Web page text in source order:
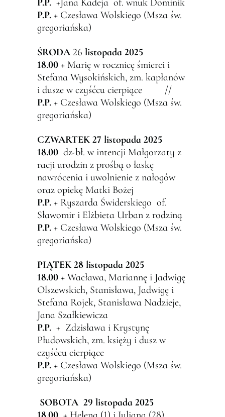
P.P. +Jana Kadeja of. wnuk Dominik
P.P. + Czesława Wolskiego (Msza św.
gregoriańska)
ŚRODA26 listopada 2025
18.00 + Marię w rocznicę śmierci i
Stefana Wysokińskich, zm. kapłanów
i dusze w czyśćcu cierpiące //
P.P. + Czesława Wolskiego (Msza św.
gregoriańska)
CZWARTEK 27 listopada 2025
18.00 dz-bł. w intencji Małgorzaty z
racji urodzin z prośbą o łaskę
nawrócenia i uwolnienie z nałogów
oraz opiekę Matki Bożej
P.P. + Ryszarda Świderskiego of.
Sławomir i Elżbieta Urban z rodziną
P.P. + Czesława Wolskiego (Msza św.
gregoriańska)
PIĄTEK 28 listopada 2025
18.00 + Wacława, Mariannę i Jadwigę
Olszewskich, Stanisława, Jadwigę i
Stefana Rojek, Stanisława Nadzieje,
Jana Szałkiewicza
P.P. + Zdzisława i Krystynę
Płudowskich, zm. księży i dusz w
czyśćcu cierpiące
P.P. + Czesława Wolskiego (Msza św.
gregoriańska)
SOBOTA 29 listopada 2025